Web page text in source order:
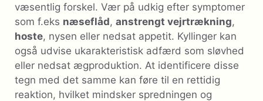
væsentlig forskel. Vær på udkig efter symptomer
som f.eks næseflåd, anstrengt vejrtrækning,
hoste, nysen eller nedsat appetit. Kyllinger kan
også udvise ukarakteristisk adfærd som sløvhed
eller nedsat ægproduktion. At identificere disse
tegn med det samme kan føre til en rettidig
reaktion, hvilket mindsker spredningen og